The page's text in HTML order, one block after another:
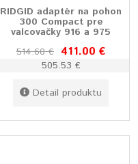
RIDGID adaptér na pohon
300 Compact pre
valcovačky 916 a 975
514.60 € 411.00 €
505.53 €
Detail produktu